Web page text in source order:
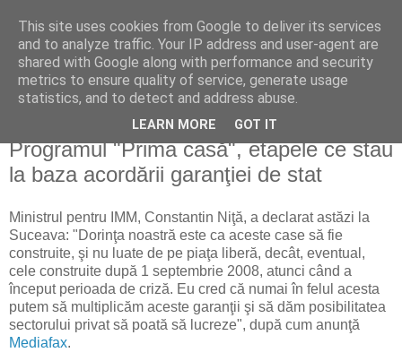
Reflecţii economice
blog de reflecţii, informaţii şi opinii economice
duminică, 31 mai 2009
Programul "Prima casă", etapele ce stau
la baza acordării garanţiei de stat
Ministrul pentru IMM, Constantin Niţă, a declarat astăzi la
Suceava: "Dorinţa noastră este ca aceste case să fie
construite, şi nu luate de pe piaţa liberă, decât, eventual,
cele construite după 1 septembrie 2008, atunci când a
început perioada de criză. Eu cred că numai în felul acesta
putem să multiplicăm aceste garanţii şi să dăm posibilitatea
sectorului privat să poată să lucreze", după cum anunţă
Mediafax.
This site uses cookies from Google to deliver its services
and to analyze traffic. Your IP address and user-agent are
shared with Google along with performance and security
metrics to ensure quality of service, generate usage
statistics, and to detect and address abuse.
LEARN MORE GOT IT